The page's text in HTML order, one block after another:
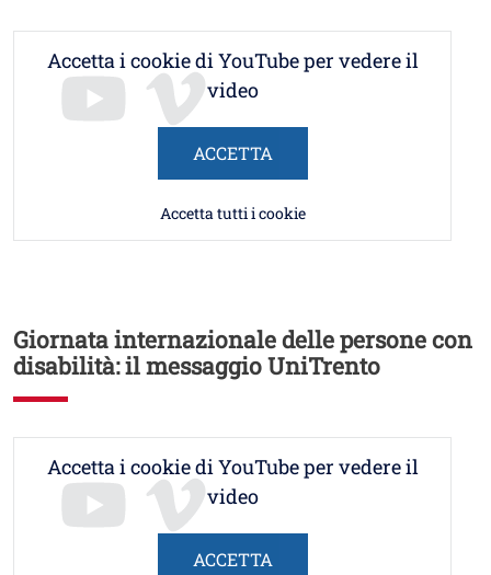
Accetta i cookie di YouTube per vedere il
video
ACCETTA
Accetta tutti i cookie
Giornata internazionale delle persone con
disabilità: il messaggio UniTrento
Accetta i cookie di YouTube per vedere il
video
ACCETTA